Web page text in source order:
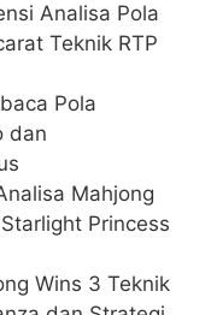
Analisa Pola
Teknik RTP
Pola
dan
Mahjong
Princess
Wins 3 Teknik